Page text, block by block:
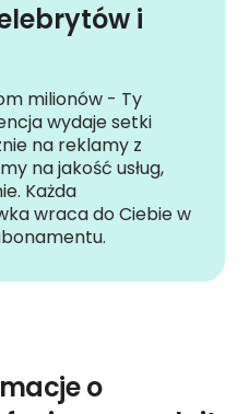
i
milionów - Ty
wydaje setki
na reklamy z
na jakość usług,
Każda
wraca do Ciebie w
o